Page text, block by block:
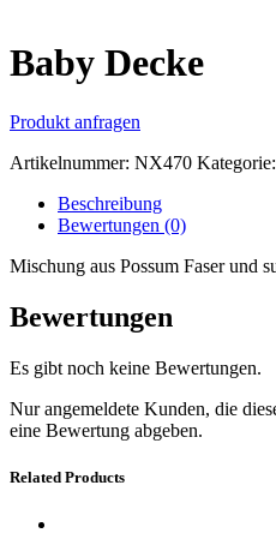
Baby Decke
Produkt anfragen
Artikelnummer: NX470 Kategorie:
Beschreibung
Bewertungen (0)
Mischung aus Possum Faser und
Bewertungen
Es gibt noch keine Bewertungen.
Nur angemeldete Kunden, die
eine Bewertung abgeben.
Related Products